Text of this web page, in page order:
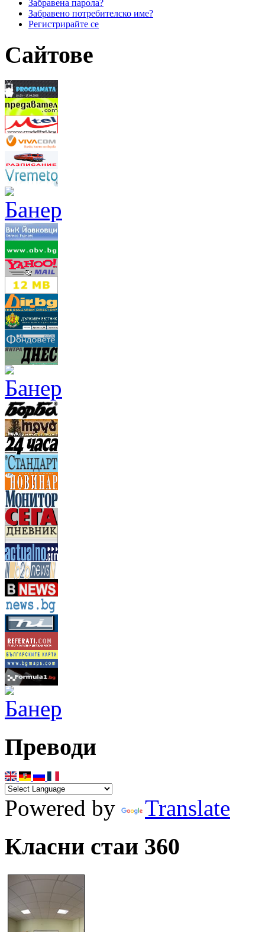
Забравена парола?
Забравено потребителско име?
Регистрирайте се
Сайтове
Преводи
Powered by Translate
Класни стаи 360